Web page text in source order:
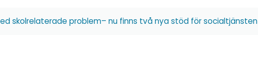
skolrelaterade problem– nu finns två nya stöd för socialtjänsten